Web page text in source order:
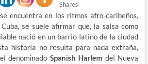
Shares
encuentra en los ritmos afro-caribeños,
se suele afirmar que, la salsa como
nació en un barrio latino de la ciudad
historia no resulta para nada extraña,
denominado Spanish Harlem del Nueva